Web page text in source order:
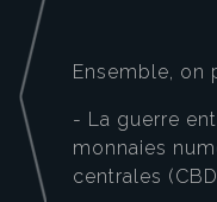
Ensemble, on
- La guerre
monnaies
centrales